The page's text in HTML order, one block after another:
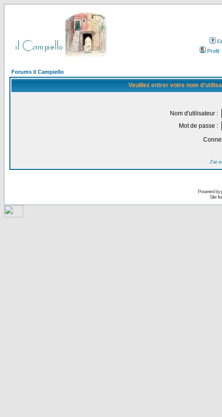
Profil
Forums il Campiello
Veuillez entrer votre nom
Nom d'utilisateur :
Mot de passe :
J'ai
Powered by
Site